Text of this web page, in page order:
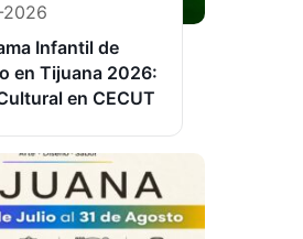
2026
Infantil de
en Tijuana 2026:
en CECUT